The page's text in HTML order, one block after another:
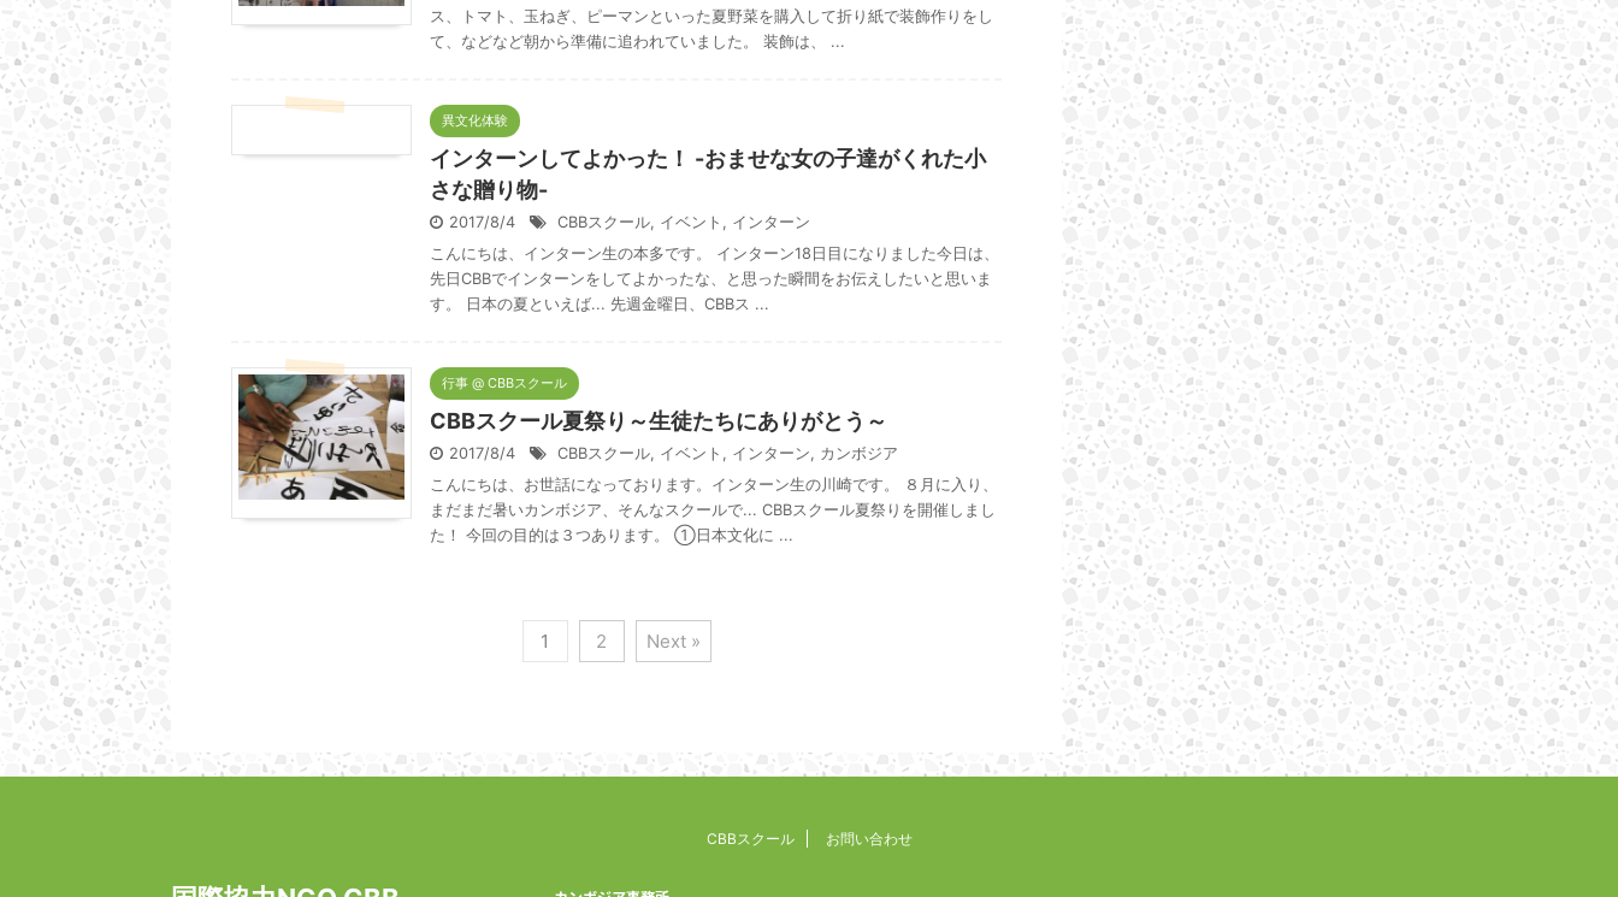
ス、トマト、玉ねぎ、ピーマンといった夏野菜を購入して折り紙で装飾作りをし
て、などなど朝から準備に追われていました。 装飾は、 ...
異文化体験
インターンしてよかった！ -おませな女の子達がくれた小
さな贈り物-
2017/8/4 CBBスクール, イベント , インターン
こんにちは、インターン生の本多です。 インターン18日目になりました今日は、
先日CBBでインターンをしてよかったな、と思った瞬間をお伝えしたいと思いま
す。 日本の夏といえば... 先週金曜日、CBBス ...
行事 @ CBBスクール
CBBスクール夏祭り～生徒たちにありがとう～
2017/8/4 CBBスクール, イベント , インターン, カンボジア
こんにちは、お世話になっております。インターン生の川崎です。 ８月に入り、
まだまだ暑いカンボジア、そんなスクールで... CBBスクール夏祭りを開催しまし
た！ 今回の目的は３つあります。 ➀日本文化に ...
1 2 Next »
CBBスクール お問い合わせ